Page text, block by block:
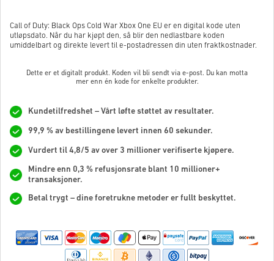
Call of Duty: Black Ops Cold War Xbox One EU er en digital kode uten
utløpsdato. Når du har kjøpt den, så blir den nedlastbare koden
umiddelbart og direkte levert til e-postadressen din uten fraktkostnader.
Dette er et digitalt produkt. Koden vil bli sendt via e-post. Du kan motta
mer enn én kode for enkelte produkter.
Kundetilfredshet – Vårt løfte støttet av resultater.
99,9 % av bestillingene levert innen 60 sekunder.
Vurdert til 4,8/5 av over 3 millioner verifiserte kjøpere.
Mindre enn 0,3 % refusjonsrate blant 10 millioner+
transaksjoner.
Betal trygt – dine foretrukne metoder er fullt beskyttet.